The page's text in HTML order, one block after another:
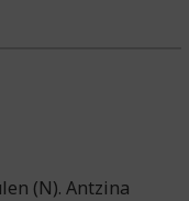
(N). Antzina